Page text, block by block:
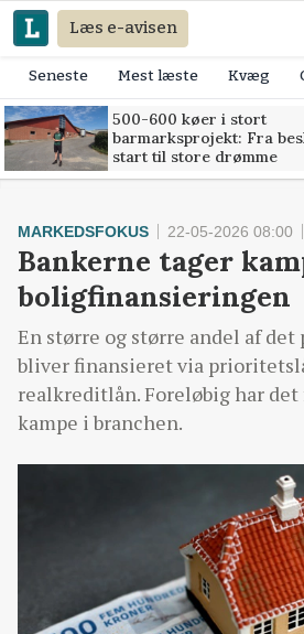
Læs e-avisen
Seneste Mest læste Kvæg
500-600 køer i stort
barmarksprojekt: Fra
start til store drømme
MARKEDSFOKUS 22-05-2026 08:00
Bankerne tager
boligfinansieringen
En større og større andel af
bliver finansieret via
realkreditlån. Foreløbig har
kampe i branchen.